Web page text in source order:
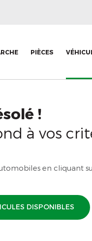
PIÈCES
!
à vos
en cliquant
DISPONIBLES